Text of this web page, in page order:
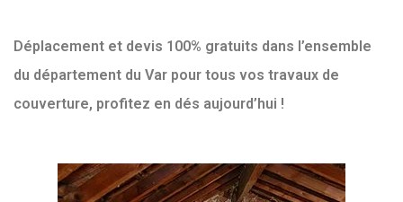
Déplacement et devis 100% gratuits dans l’ensemble
du département du Var pour tous vos travaux de
couverture, profitez en dés aujourd’hui !